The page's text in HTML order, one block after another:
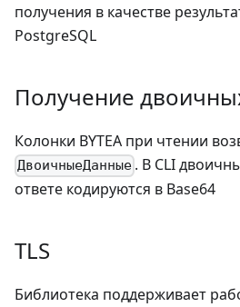
получения в качестве
PostgreSQL
Получение
Колонки BYTEA при чтении
ДвоичныеДанные . В CLI
ответе кодируются в Base64
TLS
Библиотека поддерживает